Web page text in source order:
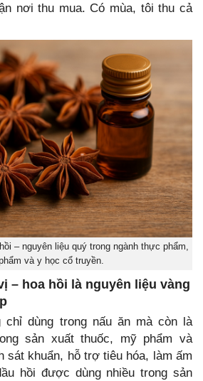
nơi thu mua. Có mùa, tôi thu cả
– nguyên liệu quý trong ngành thực phẩm,
và y học cổ truyền.
– hoa hồi là nguyên liệu vàng
chỉ dùng trong nấu ăn mà còn là
sản xuất thuốc, mỹ phẩm và
sát khuẩn, hỗ trợ tiêu hóa, làm ấm
hồi được dùng nhiều trong sản